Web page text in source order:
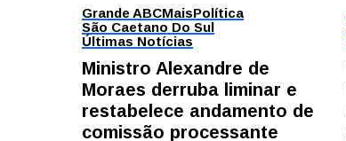
Grande ABCMaisPolítica
São Caetano Do Sul
Últimas Notícias
Ministro Alexandre de
Moraes derruba liminar e
restabelece andamento de
comissão processante